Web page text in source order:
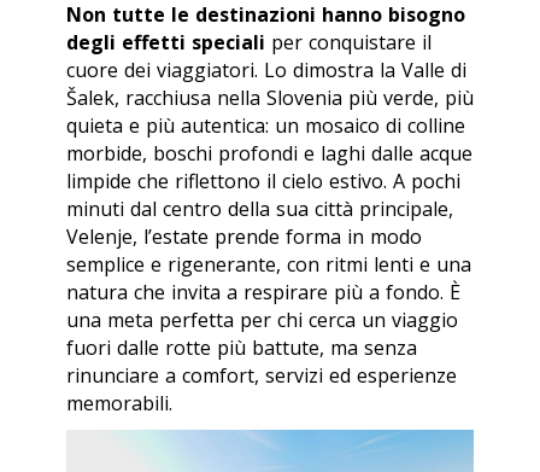
Non tutte le destinazioni hanno bisogno
degli effetti speciali per conquistare il
cuore dei viaggiatori. Lo dimostra la Valle di
Šalek, racchiusa nella Slovenia più verde, più
quieta e più autentica: un mosaico di colline
morbide, boschi profondi e laghi dalle acque
limpide che riflettono il cielo estivo. A pochi
minuti dal centro della sua città principale,
Velenje, l’estate prende forma in modo
semplice e rigenerante, con ritmi lenti e una
natura che invita a respirare più a fondo. È
una meta perfetta per chi cerca un viaggio
fuori dalle rotte più battute, ma senza
rinunciare a comfort, servizi ed esperienze
memorabili.